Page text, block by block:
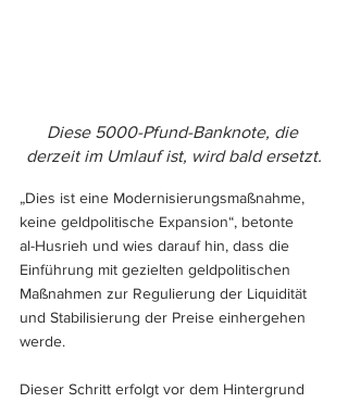
Diese 5000-Pfund-Banknote, die
derzeit im Umlauf ist, wird bald ersetzt.
„Dies ist eine Modernisierungsmaßnahme,
keine geldpolitische Expansion“, betonte
al-Husrieh und wies darauf hin, dass die
Einführung mit gezielten geldpolitischen
Maßnahmen zur Regulierung der Liquidität
und Stabilisierung der Preise einhergehen
werde.
Dieser Schritt erfolgt vor dem Hintergrund